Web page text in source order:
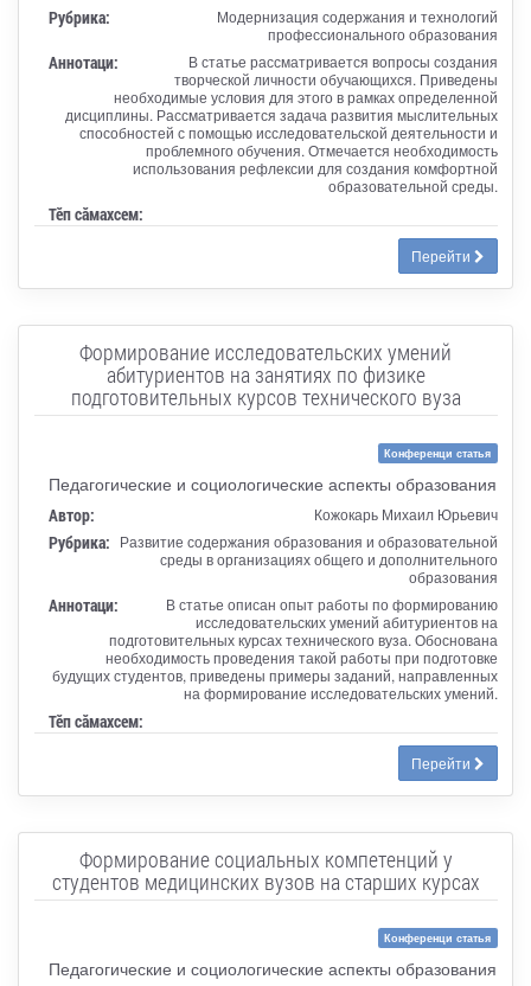
Рубрика:
Модернизация содержания и технологий
профессионального образования
Аннотаци:
В статье рассматривается вопросы создания
творческой личности обучающихся. Приведены
необходимые условия для этого в рамках определенной
дисциплины. Рассматривается задача развития мыслительных
способностей с помощью исследовательской деятельности и
проблемного обучения. Отмечается необходимость
использования рефлексии для создания комфортной
образовательной среды.
Тӗп сӑмахсем:
Перейти
Формирование исследовательских умений
абитуриентов на занятиях по физике
подготовительных курсов технического вуза
Конференци статья
Педагогические и социологические аспекты образования
Автор: Кожокарь Михаил Юрьевич
Рубрика: Развитие содержания образования и образовательной
среды в организациях общего и дополнительного
образования
Аннотаци:
В статье описан опыт работы по формированию
исследовательских умений абитуриентов на
подготовительных курсах технического вуза. Обоснована
необходимость проведения такой работы при подготовке
будущих студентов, приведены примеры заданий, направленных
на формирование исследовательских умений.
Тӗп сӑмахсем:
Перейти
Формирование социальных компетенций у
студентов медицинских вузов на старших курсах
Конференци статья
Педагогические и социологические аспекты образования